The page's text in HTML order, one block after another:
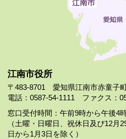
江南市役所
〒483-8701 愛知県江南市赤童子
電話：0587-54-1111 ファクス：
窓口受付時間：午前9時から午後4
（土曜・日曜日、祝休日及び12月
日から1月3日を除く）